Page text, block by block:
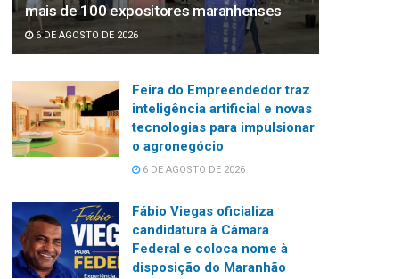
mais de 100 expositores maranhenses
6 DE AGOSTO DE 2026
Feira do Empreendedor traz
inteligência artificial e novas
tecnologias para impulsionar
o agronegócio
6 DE AGOSTO DE 2026
Fábio Viegas oficializa
candidatura à Câmara
Federal e coloca nome à
disposição do Maranhão